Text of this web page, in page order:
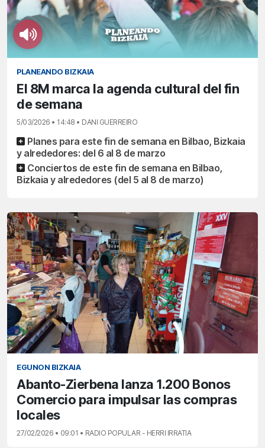
PLANEANDO BIZKAIA
El 8M marca la agenda cultural del fin
de semana
5/03/2026 • 14:48 • DANI GUERREIRO
Planes para este fin de semana en Bilbao, Bizkaia
y alrededores: del 6 al 8 de marzo
Conciertos de este fin de semana en Bilbao,
Bizkaia y alrededores (del 5 al 8 de marzo)
EGUNON BIZKAIA
Abanto-Zierbena lanza 1.200 Bonos
Comercio para impulsar las compras
locales
27/02/2026 • 09:01 • RADIO POPULAR - HERRI IRRATIA